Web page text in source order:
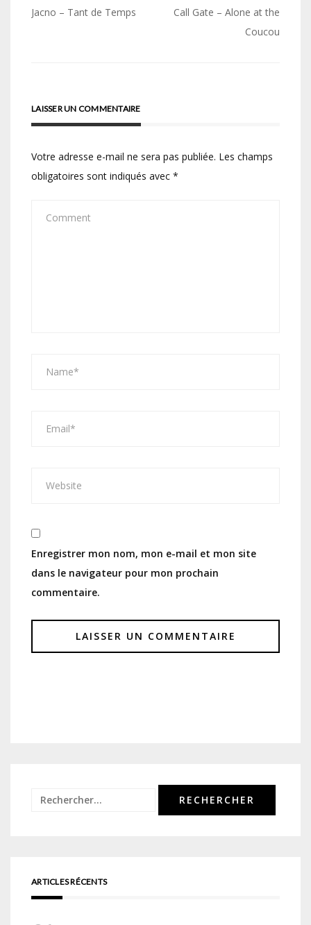
Navigation
Jacno – Tant de Temps
Call Gate – Alone at the
Coucou
LAISSER UN COMMENTAIRE
Votre adresse e-mail ne sera pas publiée. Les champs
obligatoires sont indiqués avec *
Enregistrer mon nom, mon e-mail et mon site
dans le navigateur pour mon prochain
commentaire.
Rechercher :
ARTICLES RÉCENTS